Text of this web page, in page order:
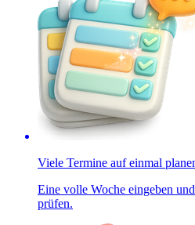
Viele Termine auf einmal
Eine volle Woche eingeben
prüfen.